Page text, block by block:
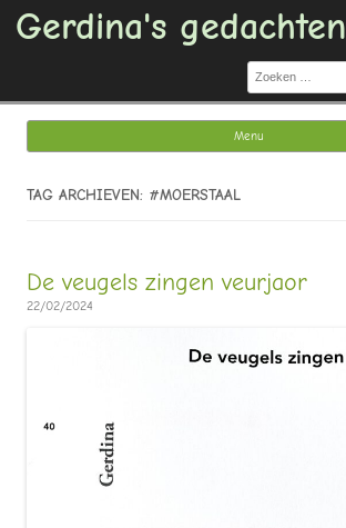
Gerdina's gedachten
Zoeken
naar:
Menu
TAG ARCHIEVEN: #MOERSTAAL
De veugels zingen veurjaor
22/02/2024